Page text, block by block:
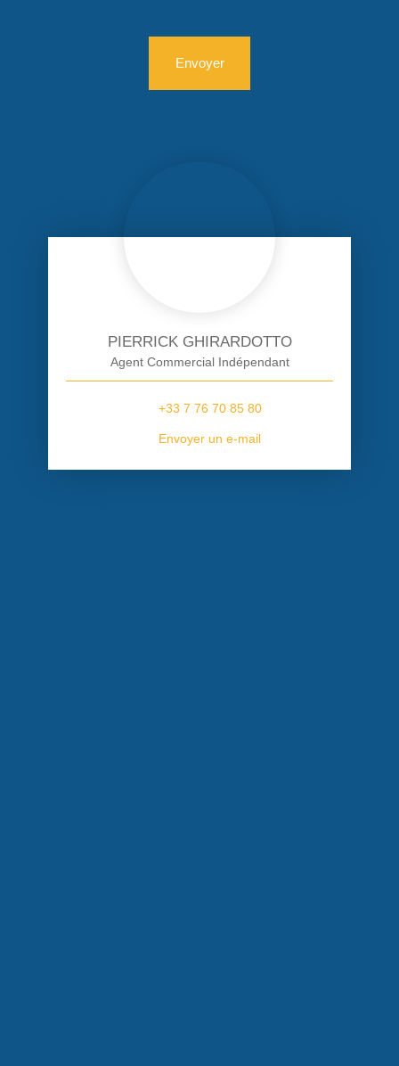
Envoyer
PIERRICK GHIRARDOTTO
Agent Commercial Indépendant
+33 7 76 70 85 80
Envoyer un e-mail